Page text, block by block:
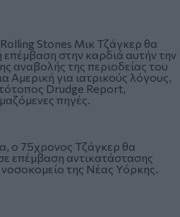
Stones Μικ Τζάγκερ θα
επέμβαση στην καρδιά αυτήν την
αναβολής της περιοδείας του
Αμερική για ιατρικούς λόγους,
Drudge Report,
πηγές.
ο 75χρονος Τζάγκερ θα
επέμβαση αντικατάστασης
της Νέας Υόρκης.